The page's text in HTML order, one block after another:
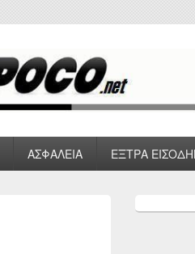
ΑΣΦΑΛΕΙΑ ΕΞΤΡΑ
Sidebar